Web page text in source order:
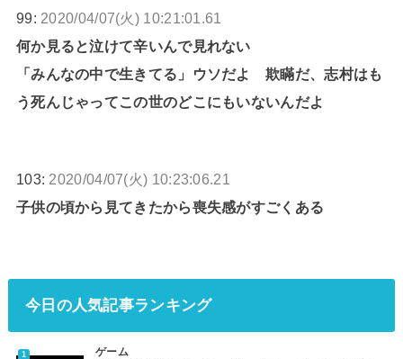
99: 2020/04/07(火) 10:21:01.61
何か見ると泣けて辛いんで見れない
「みんなの中で生きてる」ウソだよ 欺瞞だ、志村はも
う死んじゃってこの世のどこにもいないんだよ
103: 2020/04/07(火) 10:23:06.21
子供の頃から見てきたから喪失感がすごくある
今日の人気記事ランキング
ゲーム